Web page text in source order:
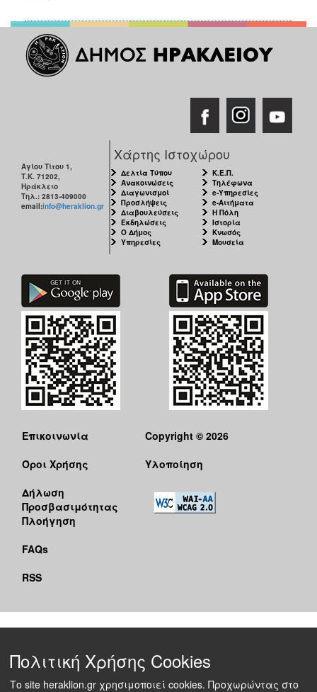
Αγίου Τίτου 1,
Τ.Κ. 71202,
Ηράκλειο
Τηλ.: 2813-409000
email:info@heraklion.gr
Χάρτης Ιστοχώρου
Δελτία Τύπου
Ανακοινώσεις
Διαγωνισμοί
Προσλήψεις
Διαβουλεύσεις
Εκδηλώσεις
Ο Δήμος
Υπηρεσίες
Κ.Ε.Π.
Τηλέφωνα
e-Υπηρεσίες
e-Αιτήματα
Η Πόλη
Ιστορία
Κνωσός
Μουσεία
Επικοινωνία
Όροι Χρήσης
Δήλωση
Προσβασιμότητας
Πλοήγηση
FAQs
RSS
Copyright © 2026
Υλοποίηση
Πολιτική Χρήσης Cookies
Το site heraklion.gr χρησιμοποιεί cookies. Προχωρώντας στο